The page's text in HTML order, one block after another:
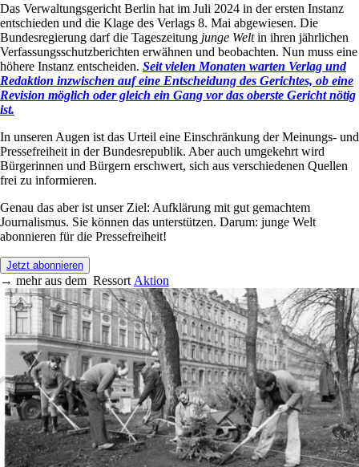
Das Verwaltungsgericht Berlin hat im Juli 2024 in der ersten Instanz
entschieden und die Klage des Verlags 8. Mai abgewiesen. Die
Bundesregierung darf die Tageszeitung junge Weltin ihren jährlichen
Verfassungsschutzberichten erwähnen und beobachten. Nun muss eine
höhere Instanz entscheiden. Seit vielen Monaten warten Verlag und
Redaktion inzwischen auf eine Entscheidung des Gerichtes, ob eine
Revision möglich oder gleich ein Gang vor das oberste Gericht nötig
ist.
In unseren Augen ist das Urteil eine Einschränkung der Meinungs- und
Pressefreiheit in der Bundesrepublik. Aber auch umgekehrt wird
Bürgerinnen und Bürgern erschwert, sich aus verschiedenen Quellen
frei zu informieren.
Genau das aber ist unser Ziel: Aufklärung mit gut gemachtem
Journalismus. Sie können das unterstützen. Darum: junge Welt
abonnieren für die Pressefreiheit!
Jetzt abonnieren
→ mehr aus dem Ressort Aktion